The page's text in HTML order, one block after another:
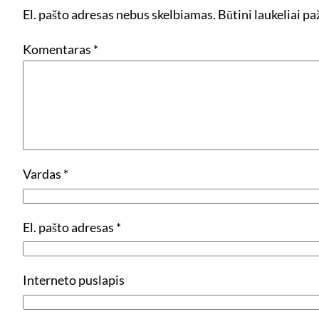
El. pašto adresas nebus skelbiamas. Būtini laukeliai
Komentaras *
Vardas *
El. pašto adresas *
Interneto puslapis